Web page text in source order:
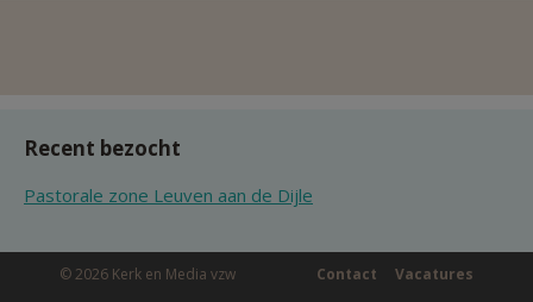
Recent bezocht
Pastorale zone Leuven aan de Dijle
© 2026 Kerk en Media vzw Vacatures
Contact